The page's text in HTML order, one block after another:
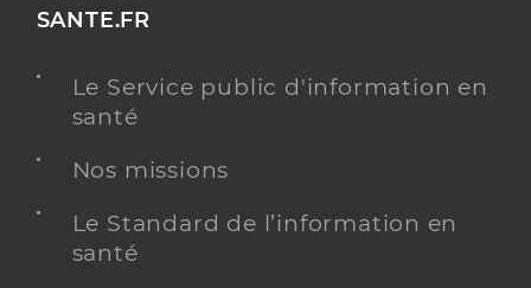
SANTE.FR
Le Service public d'information en
santé
Nos missions
Le Standard de l’information en
santé